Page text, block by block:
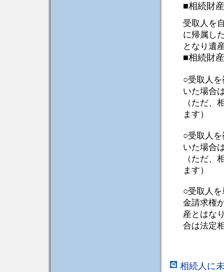
■相続財
受取人を
に帰属し
となり遺
■相続財
○受取人
いた場合
（ただ、
ます）
○受取人
いた場合
（ただ、
ます）
○受取人
金請求権
産とはな
合は法定
相続人に